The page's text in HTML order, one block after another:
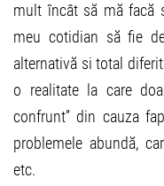
mult încât să mă facă
meu cotidian să fie
alternativă si total
o realitate la care
confrunt” din cauza
problemele abundă,
etc.